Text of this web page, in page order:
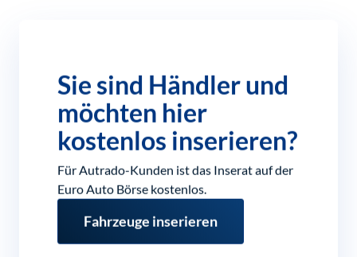
Sie sind Händler und
möchten hier
kostenlos inserieren?
Für Autrado-Kunden ist das Inserat auf der
Euro Auto Börse kostenlos.
Fahrzeuge inserieren